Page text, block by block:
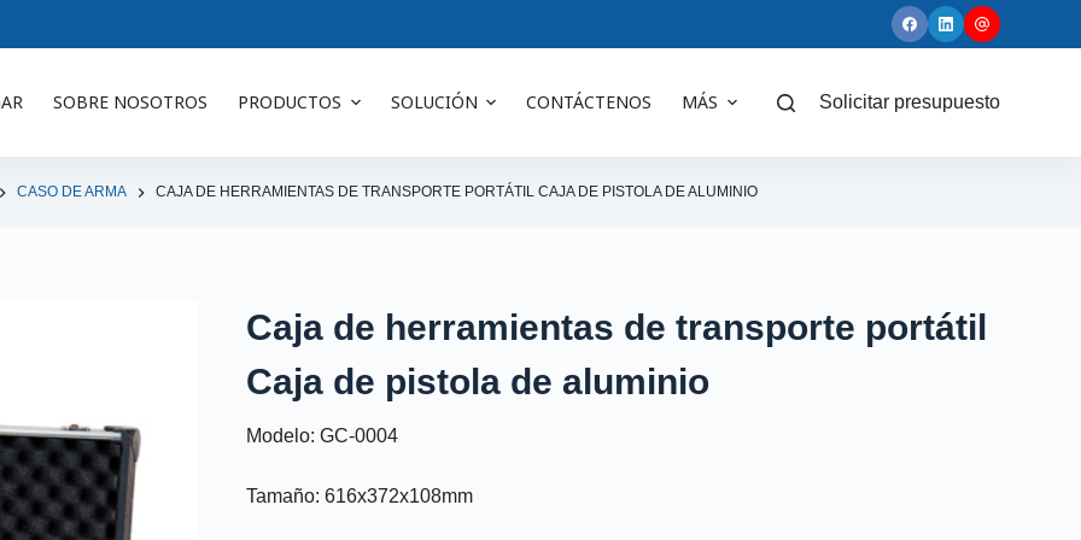
SOBRE NOSOTROS PRODUCTOS SOLUCIÓN CONTÁCTENOS MÁS Solicitar presupuesto
CASO DE ARMA CAJA DE HERRAMIENTAS DE TRANSPORTE PORTÁTIL CAJA DE PISTOLA DE ALUMINIO
Caja de herramientas de transporte portátil
Caja de pistola de aluminio
Modelo: GC-0004
Tamaño: 616x372x108mm